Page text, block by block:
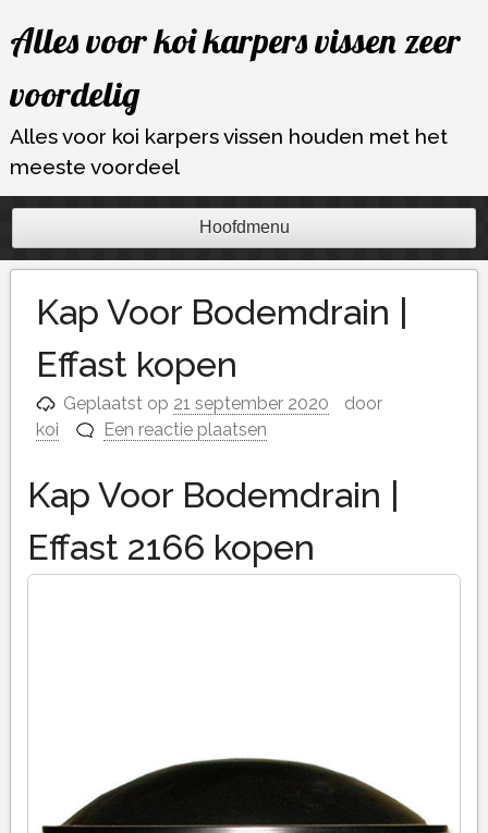
naar
inhoud
Alles voor koi karpers vissen zeer
voordelig
Alles voor koi karpers vissen houden met het
meeste voordeel
Hoofdmenu
Kap Voor Bodemdrain |
Effast kopen
Geplaatst op 21 september 2020
door
koi
Een reactie plaatsen
Kap Voor Bodemdrain |
Effast 2166 kopen